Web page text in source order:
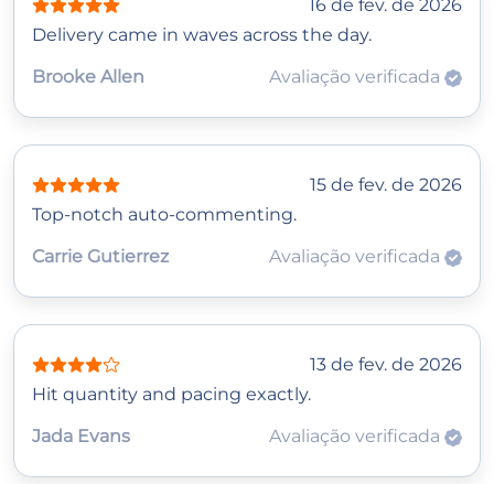
16 de fev. de 2026
Delivery came in waves across the day.
Brooke Allen
Avaliação verificada
15 de fev. de 2026
Top-notch auto-commenting.
Carrie Gutierrez
Avaliação verificada
13 de fev. de 2026
Hit quantity and pacing exactly.
Jada Evans
Avaliação verificada